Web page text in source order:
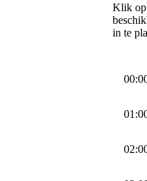
Klik op
in te